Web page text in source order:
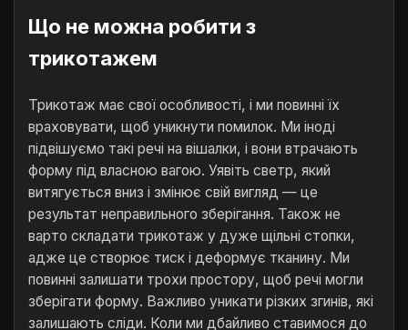
Що не можна робити з
трикотажем
Трикотаж має свої особливості, і ми повинні їх
враховувати, щоб уникнути помилок. Ми іноді
підвішуємо такі речі на вішалки, і вони втрачають
форму під власною вагою. Уявіть светр, який
витягується вниз і змінює свій вигляд — це
результат неправильного зберігання. Також не
варто складати трикотаж у дуже щільні стопки,
адже це створює тиск і деформує тканину. Ми
повинні залишати трохи простору, щоб речі могли
зберігати форму. Важливо уникати різких згинів, які
залишають сліди. Коли ми дбайливо ставимося до